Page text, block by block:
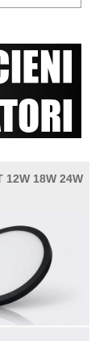
18W 24W